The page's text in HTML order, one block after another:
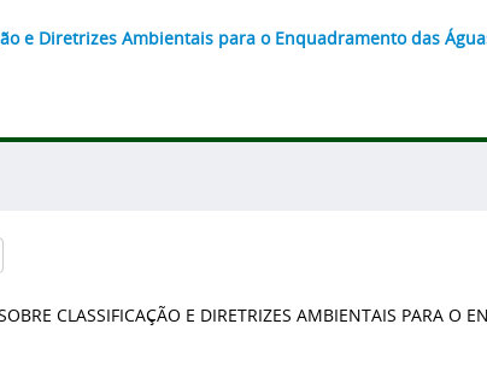
e Diretrizes Ambientais para o Enquadramento das
CLASSIFICAÇÃO E DIRETRIZES AMBIENTAIS PARA O